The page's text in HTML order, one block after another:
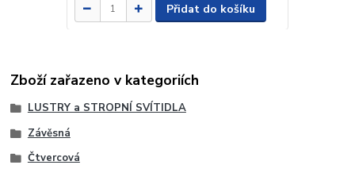
Přidat do košíku
Zboží zařazeno v kategoriích
LUSTRY a STROPNÍ SVÍTIDLA
Závěsná
Čtvercová